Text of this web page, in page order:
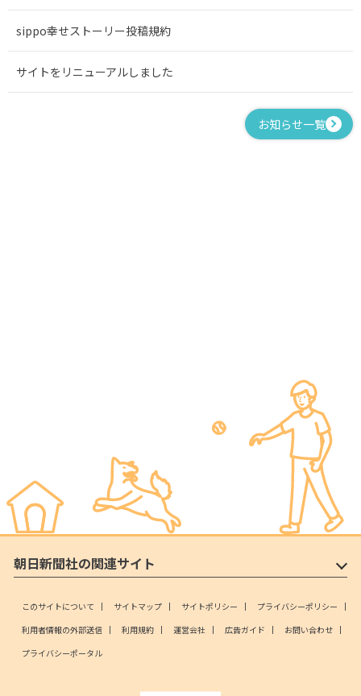
sippo幸せストーリー投稿規約
サイトをリニューアルしました
お知らせ一覧
朝日新聞社の関連サイト
このサイトについて サイトマップ サイトポリシー
プライバシーポリシー
利用者情報の外部送信
利用規約 運営会社 広告ガイド
お問い合わせ
プライバシーポータル